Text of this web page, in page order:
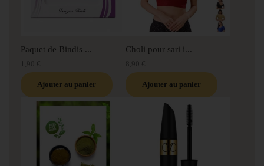
Paquet de Bindis ...
1,90 €
Ajouter au panier
Choli pour sari i...
8,90 €
Ajouter au panier